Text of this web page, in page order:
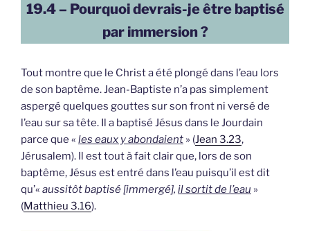
19.4 – Pourquoi devrais-je être baptisé
par immersion ?
Tout montre que le Christ a été plongé dans l’eau lors
de son baptême. Jean-Baptiste n’a pas simplement
aspergé quelques gouttes sur son front ni versé de
l’eau sur sa tête. Il a baptisé Jésus dans le Jourdain
parce que « les eaux y abondaient » (Jean 3.23,
Jérusalem). Il est tout à fait clair que, lors de son
baptême, Jésus est entré dans l’eau puisqu’il est dit
qu’« aussitôt baptisé [immergé], il sortit de l’eau »
(Matthieu 3.16).